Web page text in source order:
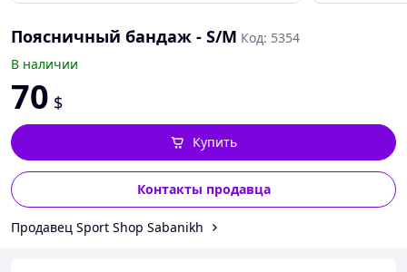
Поясничный бандаж - S/M Код: 5354
В наличии
70 $
Контакты продавца
Купить
Продавец Sport Shop Sabanikh